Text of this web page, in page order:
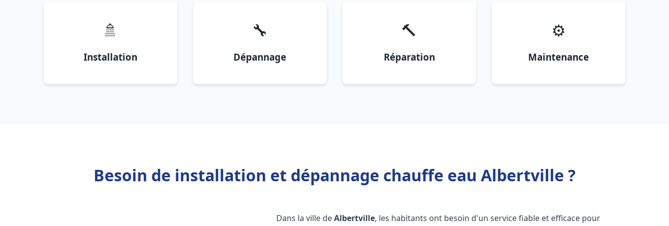
🚿
Installation
🔧
Dépannage
🔨
Réparation
⚙️
Maintenance
Besoin de installation et dépannage chauffe eau Albertville ?
Dans la ville deAlbertville, les habitants ont besoin d'un service fiable et efficace pour